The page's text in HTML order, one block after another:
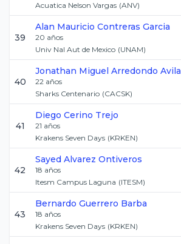
Acuatica Nelson Vargas (ANV)
39
Alan Mauricio Contreras Garcia
20 años
Univ Nal Aut de Mexico (UNAM)
40
Jonathan Miguel Arredondo Avila
22 años
Sharks Centenario (CACSK)
41
Diego Cerino Trejo
21 años
Krakens Seven Days (KRKEN)
42
Sayed Alvarez Ontiveros
18 años
Itesm Campus Laguna (ITESM)
43
Bernardo Guerrero Barba
18 años
Krakens Seven Days (KRKEN)